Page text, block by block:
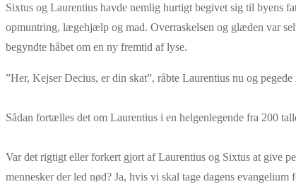
Sixtus og Laurentius havde nemlig hurtigt begivet sig til byens
opmuntring, lægehjælp og mad. Overraskelsen og glæden var
begyndte håbet om en ny fremtid af lyse.
”Her, Kejser Decius, er din skat”, råbte Laurentius nu og
Sådan fortælles det om Laurentius i en helgenlegende fra 200
Var det rigtigt eller forkert gjort af Laurentius og Sixtus at give
mennesker der led nød? Ja, hvis vi skal tage dagens